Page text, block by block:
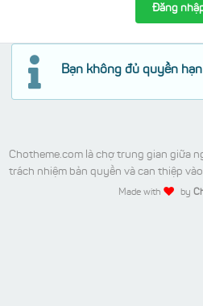
Đăng
Bạn không đủ quyền
Chotheme.com là chợ trung gian giữa
trách nhiệm bản quyền và can thiệp
Made with by